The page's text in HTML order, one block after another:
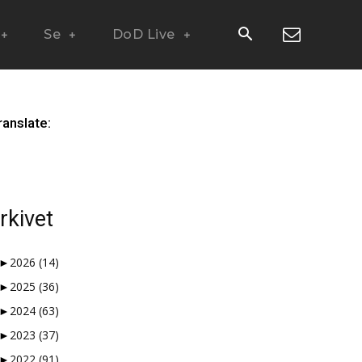
en nisjeblogg, så
og vi å kaste bort tid.
Se DoD Live
► 2026 (14)
► 2025 (36)
► 2024 (63)
► 2023 (37)